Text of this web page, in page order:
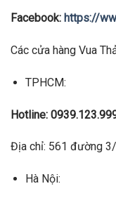
Facebook: https://
Các cửa hàng Vua
TPHCM:
Hotline:
Địa chỉ: 561 đường
Hà Nội: